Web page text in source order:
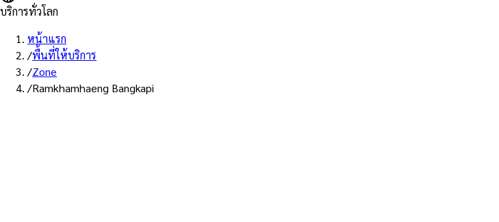
บริการทั่วโลก
หน้าแรก
/พื้นที่ให้บริการ
/Zone
/Ramkhamhaeng Bangkapi